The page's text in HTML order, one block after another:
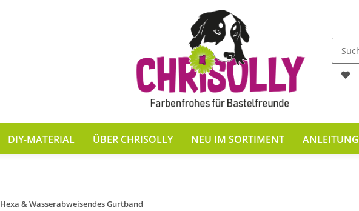
DIY-MATERIAL ÜBER CHRISOLLY NEU IM SORTIMENT ANLEITUNG
Hexa & Wasserabweisendes Gurtband